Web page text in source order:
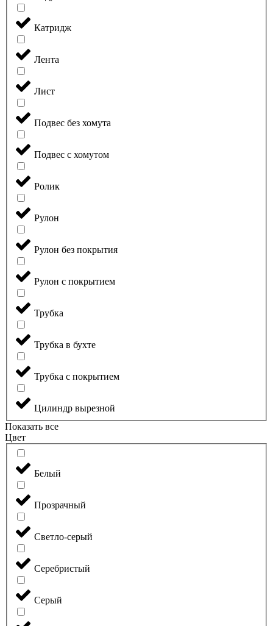
Катридж
Лента
Лист
Подвес без хомута
Подвес с хомутом
Ролик
Рулон
Рулон без покрытия
Рулон с покрытием
Трубка
Трубка в бухте
Трубка с покрытием
Цилиндр вырезной
Показать все
Цвет
Белый
Прозрачный
Светло-серый
Серебристый
Серый